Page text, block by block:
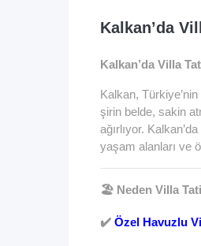
Kalkan’da
Kalkan’da Villa
Kalkan, Türkiye’nin
şirin belde, sakin
ağırlıyor. Kalkan’da
yaşam alanları ve
🏖️ Neden Villa
✔️ Özel Havuzlu